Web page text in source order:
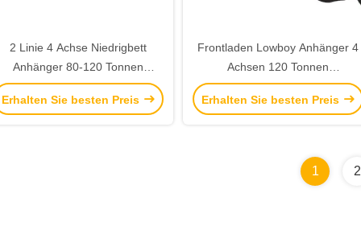
2 Linie 4 Achse Niedrigbett
Anhänger 80-120 Tonnen
Trennbarer Gänsenhals Semi-
Truck Lowboy Anhänger zum
Erhalten Sie besten Preis
Frontladen Lowboy Anhänger 4
Achsen 120 Tonnen
Abnehmbarer Gänsenhals
Hydraulischer Abnehmbarer
Erhalten Sie besten Preis
1 2